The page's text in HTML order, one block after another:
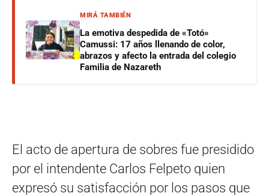
MIRÁ TAMBIÉN
La emotiva despedida de «Totó»
Camussi: 17 años llenando de color,
abrazos y afecto la entrada del colegio
Familia de Nazareth
El acto de apertura de sobres fue presidido
por el intendente Carlos Felpeto quien
expresó su satisfacción por los pasos que